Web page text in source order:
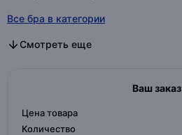
Все бра в категории
Все бра светодиодные в категории
Все бра в категории
Смотреть еще
Ваш заказ
Цена товара
Количество